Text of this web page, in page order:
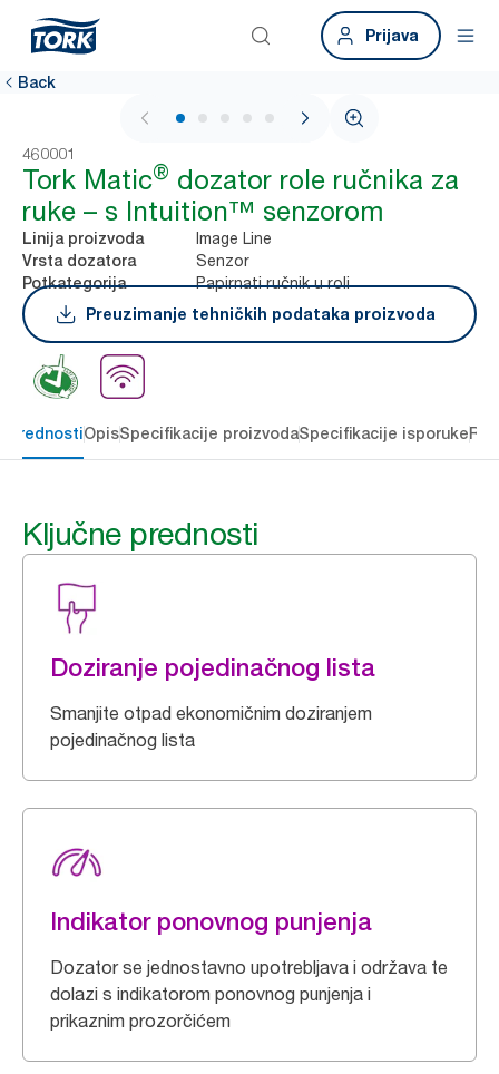
Prijava
Back
1 / 6
460001
Tork Matic® dozator role ručnika za
ruke – s Intuition™ senzorom
Linija proizvoda Image Line
Vrsta dozatora Senzor
Potkategorija
Papirnati ručnik u roli
Preuzimanje tehničkih podataka proizvoda
prednostiOpisSpecifikacije proizvodaSpecifikacije isporuke
Ključne prednosti
Doziranje pojedinačnog lista
Smanjite otpad ekonomičnim doziranjem
pojedinačnog lista
Indikator ponovnog punjenja
Dozator se jednostavno upotrebljava i održava te
dolazi s indikatorom ponovnog punjenja i
prikaznim prozorčićem